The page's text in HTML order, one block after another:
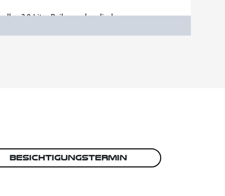
3,0-Liter-Reihensechszylinder-
am 15.05.2025 erfolgt.
Besichtigungstermin